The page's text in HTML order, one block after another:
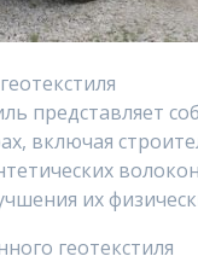
представляет
включая
их
геотекстиля